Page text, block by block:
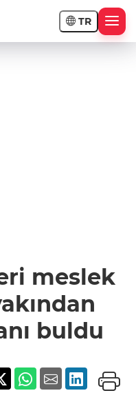
TR
meslek
buldu